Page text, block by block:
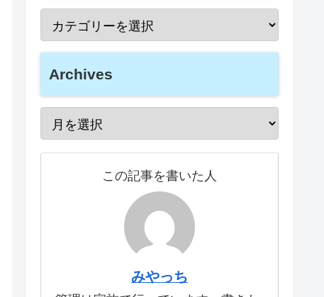
Archives
この記事を書いた人
みやっち